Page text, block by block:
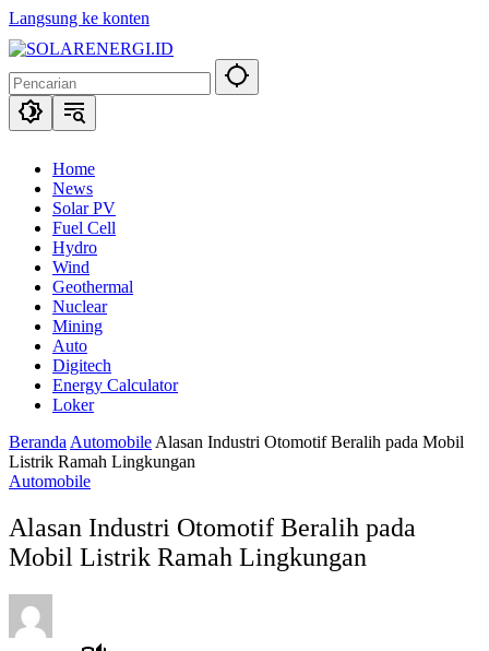
Langsung ke konten
Home
News
Solar PV
Fuel Cell
Hydro
Wind
Geothermal
Nuclear
Mining
Auto
Digitech
Energy Calculator
Loker
Beranda Automobile Alasan Industri Otomotif Beralih pada Mobil
Listrik Ramah Lingkungan
Automobile
Alasan Industri Otomotif Beralih pada
Mobil Listrik Ramah Lingkungan